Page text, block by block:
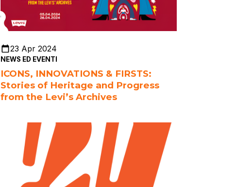
23 Apr 2024
NEWS ED EVENTI
ICONS, INNOVATIONS & FIRSTS:
Stories of Heritage and Progress
from the Levi’s Archives